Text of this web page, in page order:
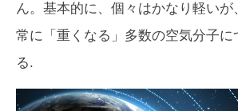
ん。基本的に、個々はかなり軽い
常に「重くなる」多数の空気分子に
る.